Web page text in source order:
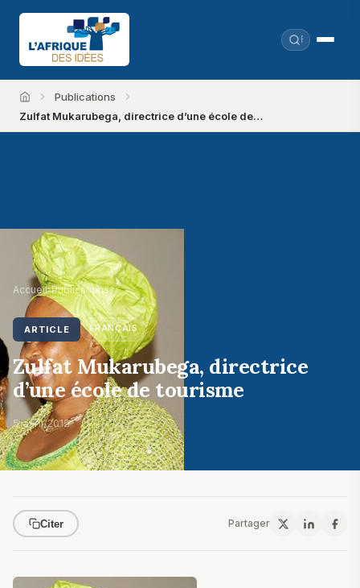
Accueil
Publications
Zulfat Mukarubega, directrice d’une école de…
Accueil›Publications
ARTICLE FRANÇAIS
Zulfat Mukarubega, directrice
d’une école de tourisme
5 avril 2012
Citer Partager